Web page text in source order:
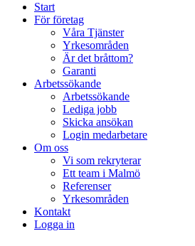
Start
För företag
Våra Tjänster
Yrkesområden
Är det bråttom?
Garanti
Arbetssökande
Arbetssökande
Lediga jobb
Skicka ansökan
Login medarbetare
Om oss
Vi som rekryterar
Ett team i Malmö
Referenser
Yrkesområden
Kontakt
Logga in